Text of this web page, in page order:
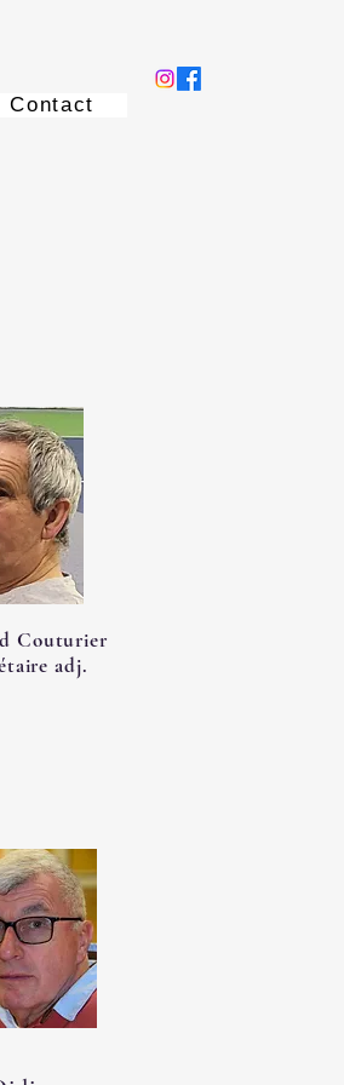
Contact
Couturier
adj.